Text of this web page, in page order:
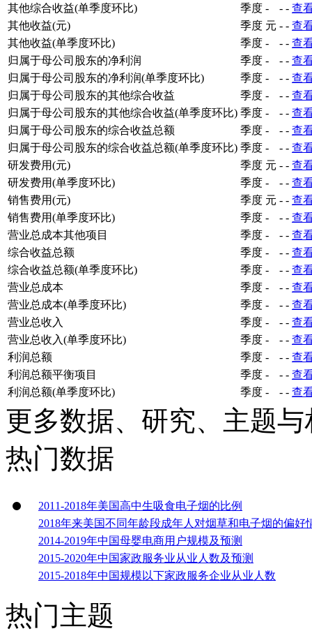
其他综合收益(单季度环比)
季度 - - - 查
其他收益(元)
季度 元 - - 查
其他收益(单季度环比)
季度 - - - 查
归属于母公司股东的净利润
季度 - - - 查
归属于母公司股东的净利润(单季度环比)
季度 - - - 查
归属于母公司股东的其他综合收益
季度 - - - 查
归属于母公司股东的其他综合收益(单季度环比) 季度 - - - 查
归属于母公司股东的综合收益总额
季度 - - - 查
归属于母公司股东的综合收益总额(单季度环比) 季度 - - - 查
研发费用(元)
季度 元 - - 查
研发费用(单季度环比)
季度 - - - 查
销售费用(元)
季度 元 - - 查
销售费用(单季度环比)
季度 - - - 查
营业总成本其他项目
季度 - - - 查
综合收益总额
季度 - - - 查
综合收益总额(单季度环比)
季度 - - - 查
营业总成本
季度 - - - 查
营业总成本(单季度环比)
季度 - - - 查
营业总收入
季度 - - - 查
营业总收入(单季度环比)
季度 - - - 查
利润总额
季度 - - - 查
利润总额平衡项目
季度 - - - 查
利润总额(单季度环比)
季度 - - - 查
更多数据、研究、主题
热门数据
2011-2018年美国高中生吸食电子烟的比例
2018年来美国不同年龄段成年人对烟草和电子烟的偏好
2014-2019年中国母婴电商用户规模及预测
2015-2020年中国家政服务业从业人数及预测
2015-2018年中国规模以下家政服务企业从业人数
热门主题